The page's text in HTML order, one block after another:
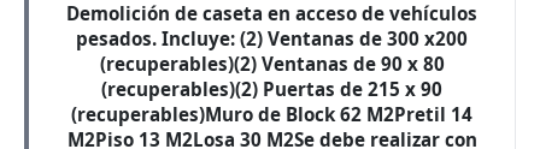
Demolición de caseta en acceso de vehículos
pesados. Incluye: (2) Ventanas de 300 x200
(recuperables)(2) Ventanas de 90 x 80
(recuperables)(2) Puertas de 215 x 90
(recuperables)Muro de Block 62 M2Pretil 14
M2Piso 13 M2Losa 30 M2Se debe realizar con